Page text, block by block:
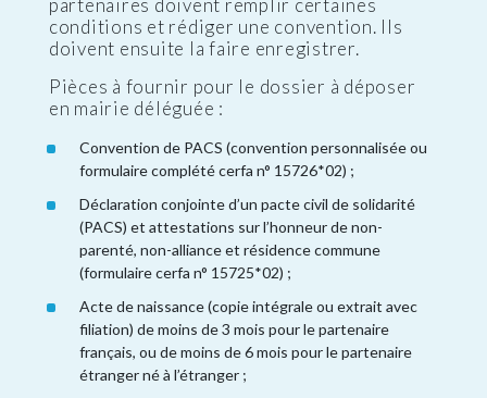
partenaires doivent remplir certaines
conditions et rédiger une convention. Ils
doivent ensuite la faire enregistrer.
Pièces à fournir pour le dossier à déposer
en mairie déléguée :
Convention de PACS (convention personnalisée ou
formulaire complété cerfa n° 15726*02) ;
Déclaration conjointe d’un pacte civil de solidarité
(PACS) et attestations sur l’honneur de non-
parenté, non-alliance et résidence commune
(formulaire cerfa n° 15725*02) ;
Acte de naissance (copie intégrale ou extrait avec
filiation) de moins de 3 mois pour le partenaire
français, ou de moins de 6 mois pour le partenaire
étranger né à l’étranger ;